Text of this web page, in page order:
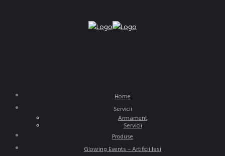
Home
Servicii
Armament
Servicii
Produse
Glowing Events – Artificii Iasi